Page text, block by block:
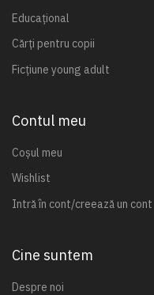
Educațional
Cărți pentru copii
Ficțiune young adult
Contul meu
Coșul meu
Wishlist
Intră în cont/creează un cont
Cine suntem
Despre noi